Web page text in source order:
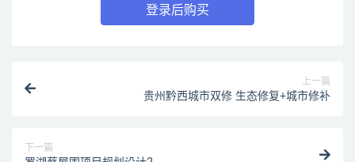
登录后购买
上一篇
贵州黔西城市双修 生态修复+城市修补
下一篇